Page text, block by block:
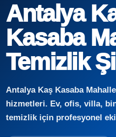
Antalya
Kasaba
Temizlik
Antalya Kaş Kasaba
hizmetleri. Ev, ofis, villa,
temizlik için profesyonel